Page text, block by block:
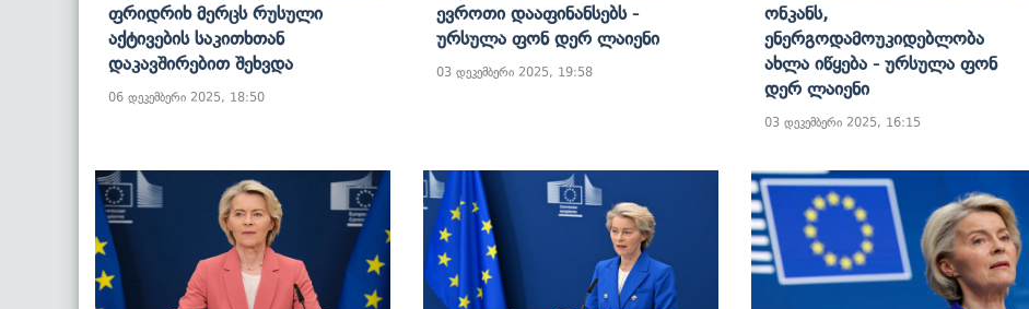
Ფრიდრიხ Მერცს Რუსული
Აქტივების Საკითხთან
Დაკავშირებით Შეხვდა
06 დეკემბერი 2025, 18:50
Ევროთი Დააფინანსებს -
Ურსულა Ფონ Დერ Ლაიენი
03 დეკემბერი 2025, 19:58
Ონკანს,
Ენერგოდამოუკიდებლობა
Ახლა Იწყება - Ურსულა Ფონ
Დერ Ლაიენი
03 დეკემბერი 2025, 16:15